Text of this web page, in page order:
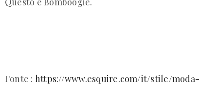
Fonte : https://www.esquire.com/it/stile/moda-